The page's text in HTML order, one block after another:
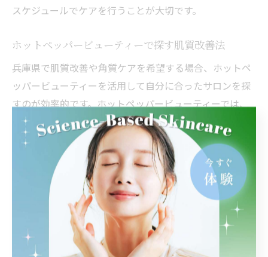
スケジュールでケアを行うことが大切です。
ホットペッパービューティーで探す肌質改善法
兵庫県で肌質改善や角質ケアを希望する場合、ホットペ
ッパービューティーを活用して自分に合ったサロンを探
すのが効率的です。ホットペッパービューティーでは、
毛穴洗浄やハイドロスキンなどの人気メニューが掲載さ
れており、エリアや施術内容、口コミ評価などから比
較・検討できます。
特に「毛穴洗浄 姫路」「毛穴洗浄 神戸」「毛穴洗浄 西
宮北口」など、エリアごとに検索することでアクセスし
やすいサロンを見つけやすくなります。予約前には施術
内容や注意事項、実績のあるスタッフが在籍しているか
なども確認しておくと安心です。初めての方はクーポン